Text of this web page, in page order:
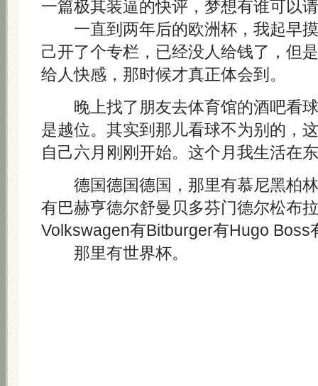
一篇极其装逼的快评，梦想有谁可以
一直到两年后的欧洲杯，我起早摸
己开了个专栏，已经没人给钱了，但
给人快感，那时候才真正体会到。
晚上找了朋友去体育馆的酒吧看球
是越位。其实到那儿看球不为别的，
自己六月刚刚开始。这个月我生活在
德国德国德国，那里有慕尼黑柏林
有巴赫亨德尔舒曼贝多芬门德尔松布
Volkswagen有Bitburger有Hugo Boss
那里有世界杯。